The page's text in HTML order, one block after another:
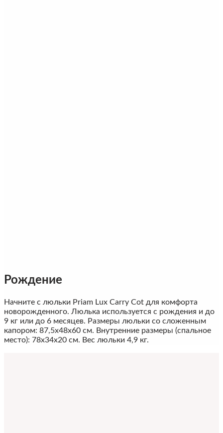
Рождение
Начните с люльки Priam Lux Carry Cot для комфорта
новорожденного. Люлька используется с рождения и до
9 кг или до 6 месяцев. Размеры люльки со сложенным
капором: 87,5х48х60 см. Внутренние размеры (спальное
место): 78х34х20 см. Вес люльки 4,9 кг.